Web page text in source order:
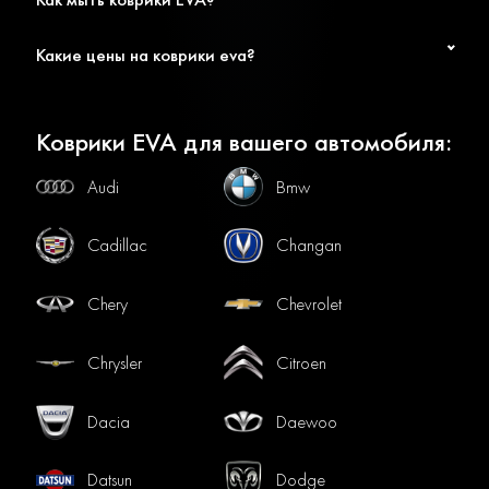
Какие цены на коврики eva?
Коврики EVA для вашего автомобиля:
Audi Bmw
Cadillac Changan
Chery Chevrolet
Chrysler Citroen
Dacia Daewoo
Datsun Dodge